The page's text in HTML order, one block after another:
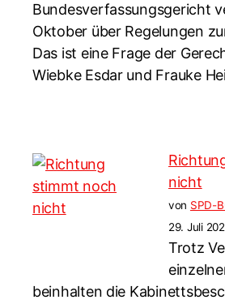
Bundesverfassungsgericht
Oktober über Regelungen
Das ist eine Frage der
Wiebke Esdar und Frauke
nicht
von SPD-
29. Juli
Trotz
beinhalten die